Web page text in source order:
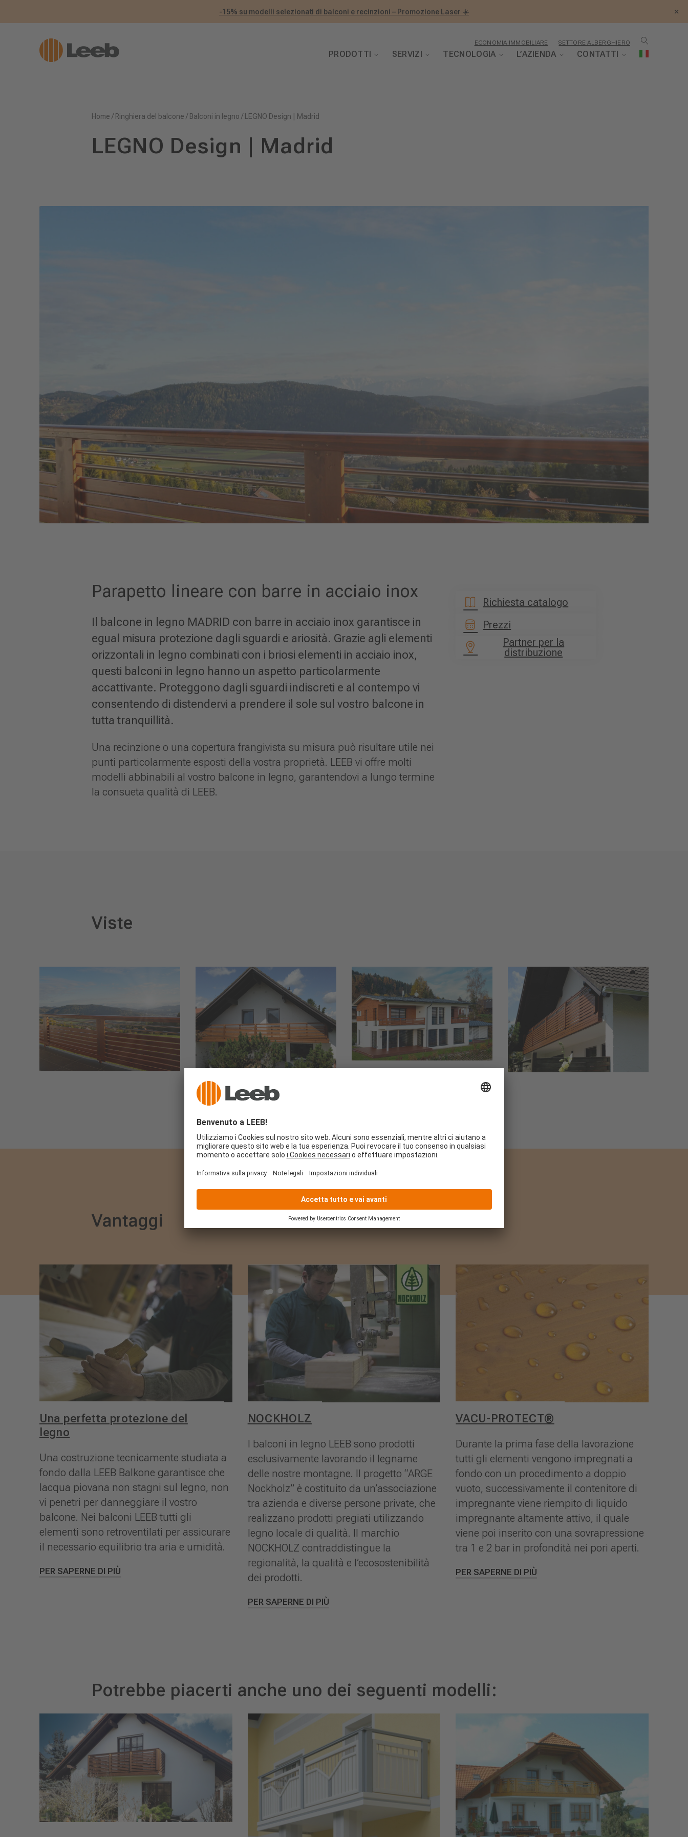
-15% su modelli selezionati di balconi e recinzioni – Promozione Laser ☀️ ×
ECONOMIA IMMOBILIARE SETTORE ALBERGHIERO
PRODOTTI SERVIZI TECNOLOGIA L’AZIENDA CONTATTI
Home / Ringhiera del balcone / Balconi in legno / LEGNO Design | Madrid
LEGNO Design | Madrid
Parapetto lineare con barre in acciaio inox
Il balcone in legno MADRID con barre in acciaio inox garantisce in
egual misura protezione dagli sguardi e ariosità. Grazie agli elementi
orizzontali in legno combinati con i briosi elementi in acciaio inox,
questi balconi in legno hanno un aspetto particolarmente
accattivante. Proteggono dagli sguardi indiscreti e al contempo vi
consentendo di distendervi a prendere il sole sul vostro balcone in
tutta tranquillità.
Una recinzione o una copertura frangivista su misura può risultare utile nei
punti particolarmente esposti della vostra proprietà. LEEB vi offre molti
modelli abbinabili al vostro balcone in legno, garantendovi a lungo termine
la consueta qualità di LEEB.
Richiesta catalogo
Prezzi
Partner per la
distribuzione
Viste
Vantaggi
Una perfetta protezione del
legno
Una costruzione tecnicamente studiata a
fondo dalla LEEB Balkone garantisce che
lacqua piovana non stagni sul legno, non
vi penetri per danneggiare il vostro
balcone. Nei balconi LEEB tutti gli
elementi sono retroventilati per assicurare
il necessario equilibrio tra aria e umidità.
PER SAPERNE DI PIÙ
NOCKHOLZ
I balconi in legno LEEB sono prodotti
esclusivamente lavorando il legname
delle nostre montagne. Il progetto “ARGE
Nockholz” è costituito da un’associazione
tra azienda e diverse persone private, che
realizzano prodotti pregiati utilizzando
legno locale di qualità. Il marchio
NOCKHOLZ contraddistingue la
regionalità, la qualità e l’ecosostenibilità
dei prodotti.
PER SAPERNE DI PIÙ
VACU-PROTECT®
Durante la prima fase della lavorazione
tutti gli elementi vengono impregnati a
fondo con un procedimento a doppio
vuoto, successivamente il contenitore di
impregnante viene riempito di liquido
impregnante altamente attivo, il quale
viene poi inserito con una sovrapressione
tra 1 e 2 bar in profondità nei pori aperti.
PER SAPERNE DI PIÙ
Potrebbe piacerti anche uno dei seguenti modelli: